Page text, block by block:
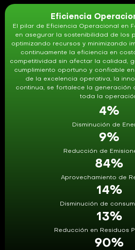
Eficiencia
El pilar de Eficiencia Operacional en
en asegurar la sostenibilidad de los
optimizando recursos y minimizando
continuamente la eficiencia en
competitividad sin afectar la calidad,
cumplimiento oportuno y confiable
de la excelencia operativa, la
continua, se fortalece la generación
toda la
Disminución de
4%
Reducción de
9%
Aprovechamiento de
84%
Disminución de
14%
Reducción en Residuos
13%
90%